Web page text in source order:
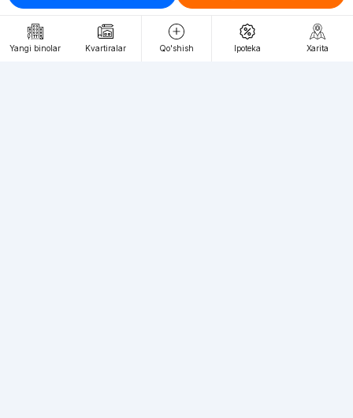
Yangi binolar Kvartiralar Qo'shish Ipoteka Xarita
loyiha haqida
Webnow © loyihasi